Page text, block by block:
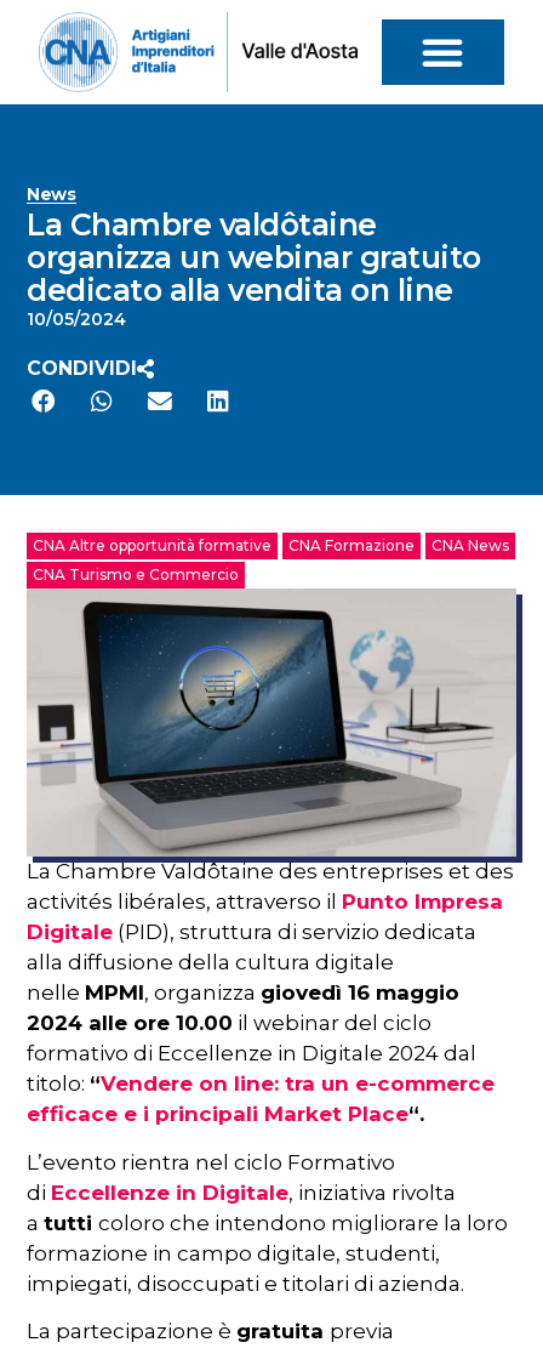
News
La Chambre valdôtaine
organizza un webinar gratuito
dedicato alla vendita on line
10/05/2024
CONDIVIDI
CNA Altre opportunità formative CNA Formazione
CNA News
CNA Turismo e Commercio
La Chambre Valdôtaine des entreprises et des
activités libérales, attraverso il Punto Impresa
Digitale (PID), struttura di servizio dedicata
alla diffusione della cultura digitale
nelle MPMI, organizza giovedì 16 maggio
2024 alle ore 10.00 il webinar del ciclo
formativo di Eccellenze in Digitale 2024 dal
titolo: “Vendere on line: tra un e-commerce
efficace e i principali Market Place“.
L’evento rientra nel ciclo Formativo
di Eccellenze in Digitale, iniziativa rivolta
atutticoloro che intendono migliorare la loro
formazione in campo digitale, studenti,
impiegati, disoccupati e titolari di azienda.
La partecipazione è gratuita previa